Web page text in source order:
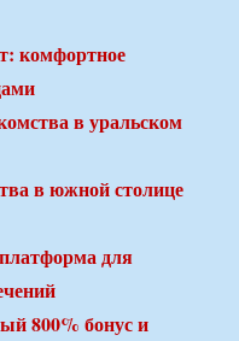
комфортное
в уральском
в южной столице
для
800% бонус и